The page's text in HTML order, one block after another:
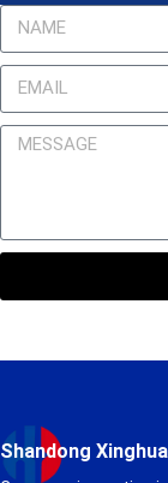
Shandong